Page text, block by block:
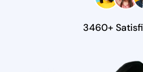
3460+